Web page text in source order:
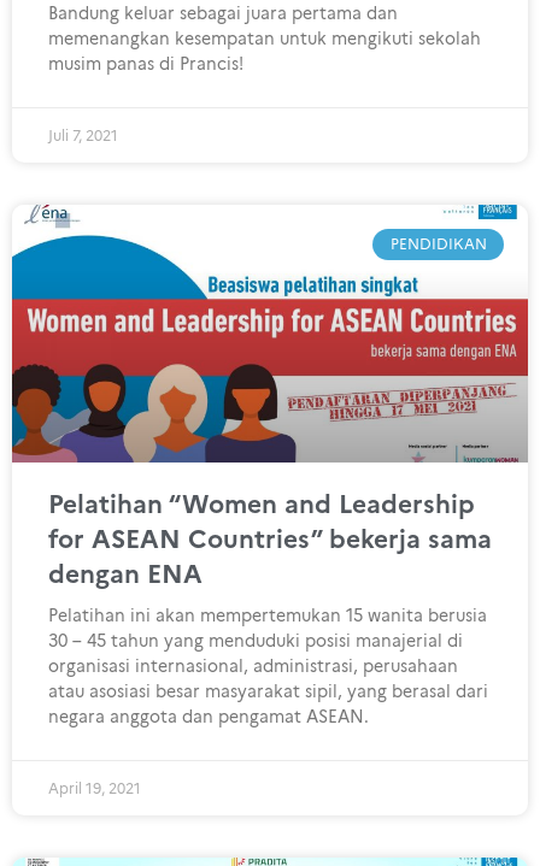
Bandung keluar sebagai juara pertama dan
memenangkan kesempatan untuk mengikuti sekolah
musim panas di Prancis!
Juli 7, 2021
PENDIDIKAN
Pelatihan “Women and Leadership
for ASEAN Countries” bekerja sama
dengan ENA
Pelatihan ini akan mempertemukan 15 wanita berusia
30 – 45 tahun yang menduduki posisi manajerial di
organisasi internasional, administrasi, perusahaan
atau asosiasi besar masyarakat sipil, yang berasal dari
negara anggota dan pengamat ASEAN.
April 19, 2021